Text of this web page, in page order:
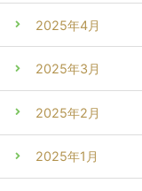
2025年4月
2025年3月
2025年2月
2025年1月